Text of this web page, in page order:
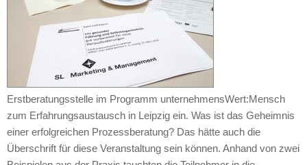
Erstberatungsstelle im Programm unternehmensWert:Mensch
zum Erfahrungsaustausch in Leipzig ein. Was ist das Geheimnis
einer erfolgreichen Prozessberatung? Das hätte auch die
Überschrift für diese Veranstaltung sein können. Anhand von zwei